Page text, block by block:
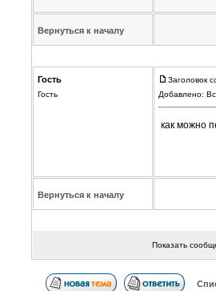
Вернуться к началу
Гость
Гость
Заголовок
Добавлено:
как можно
Вернуться к началу
Показать